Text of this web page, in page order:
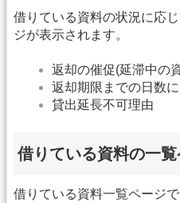
借りている資料の状況に応
ジが表示されます。
返却の催促(延滞中の
返却期限までの日数
貸出延長不可理由
借りている資料の一
借りている資料一覧ページ